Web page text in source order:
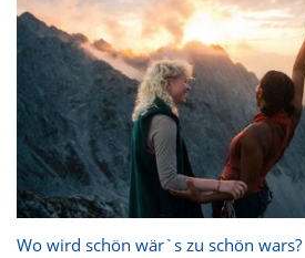
Wo wird schön wär`s zu schön wars?